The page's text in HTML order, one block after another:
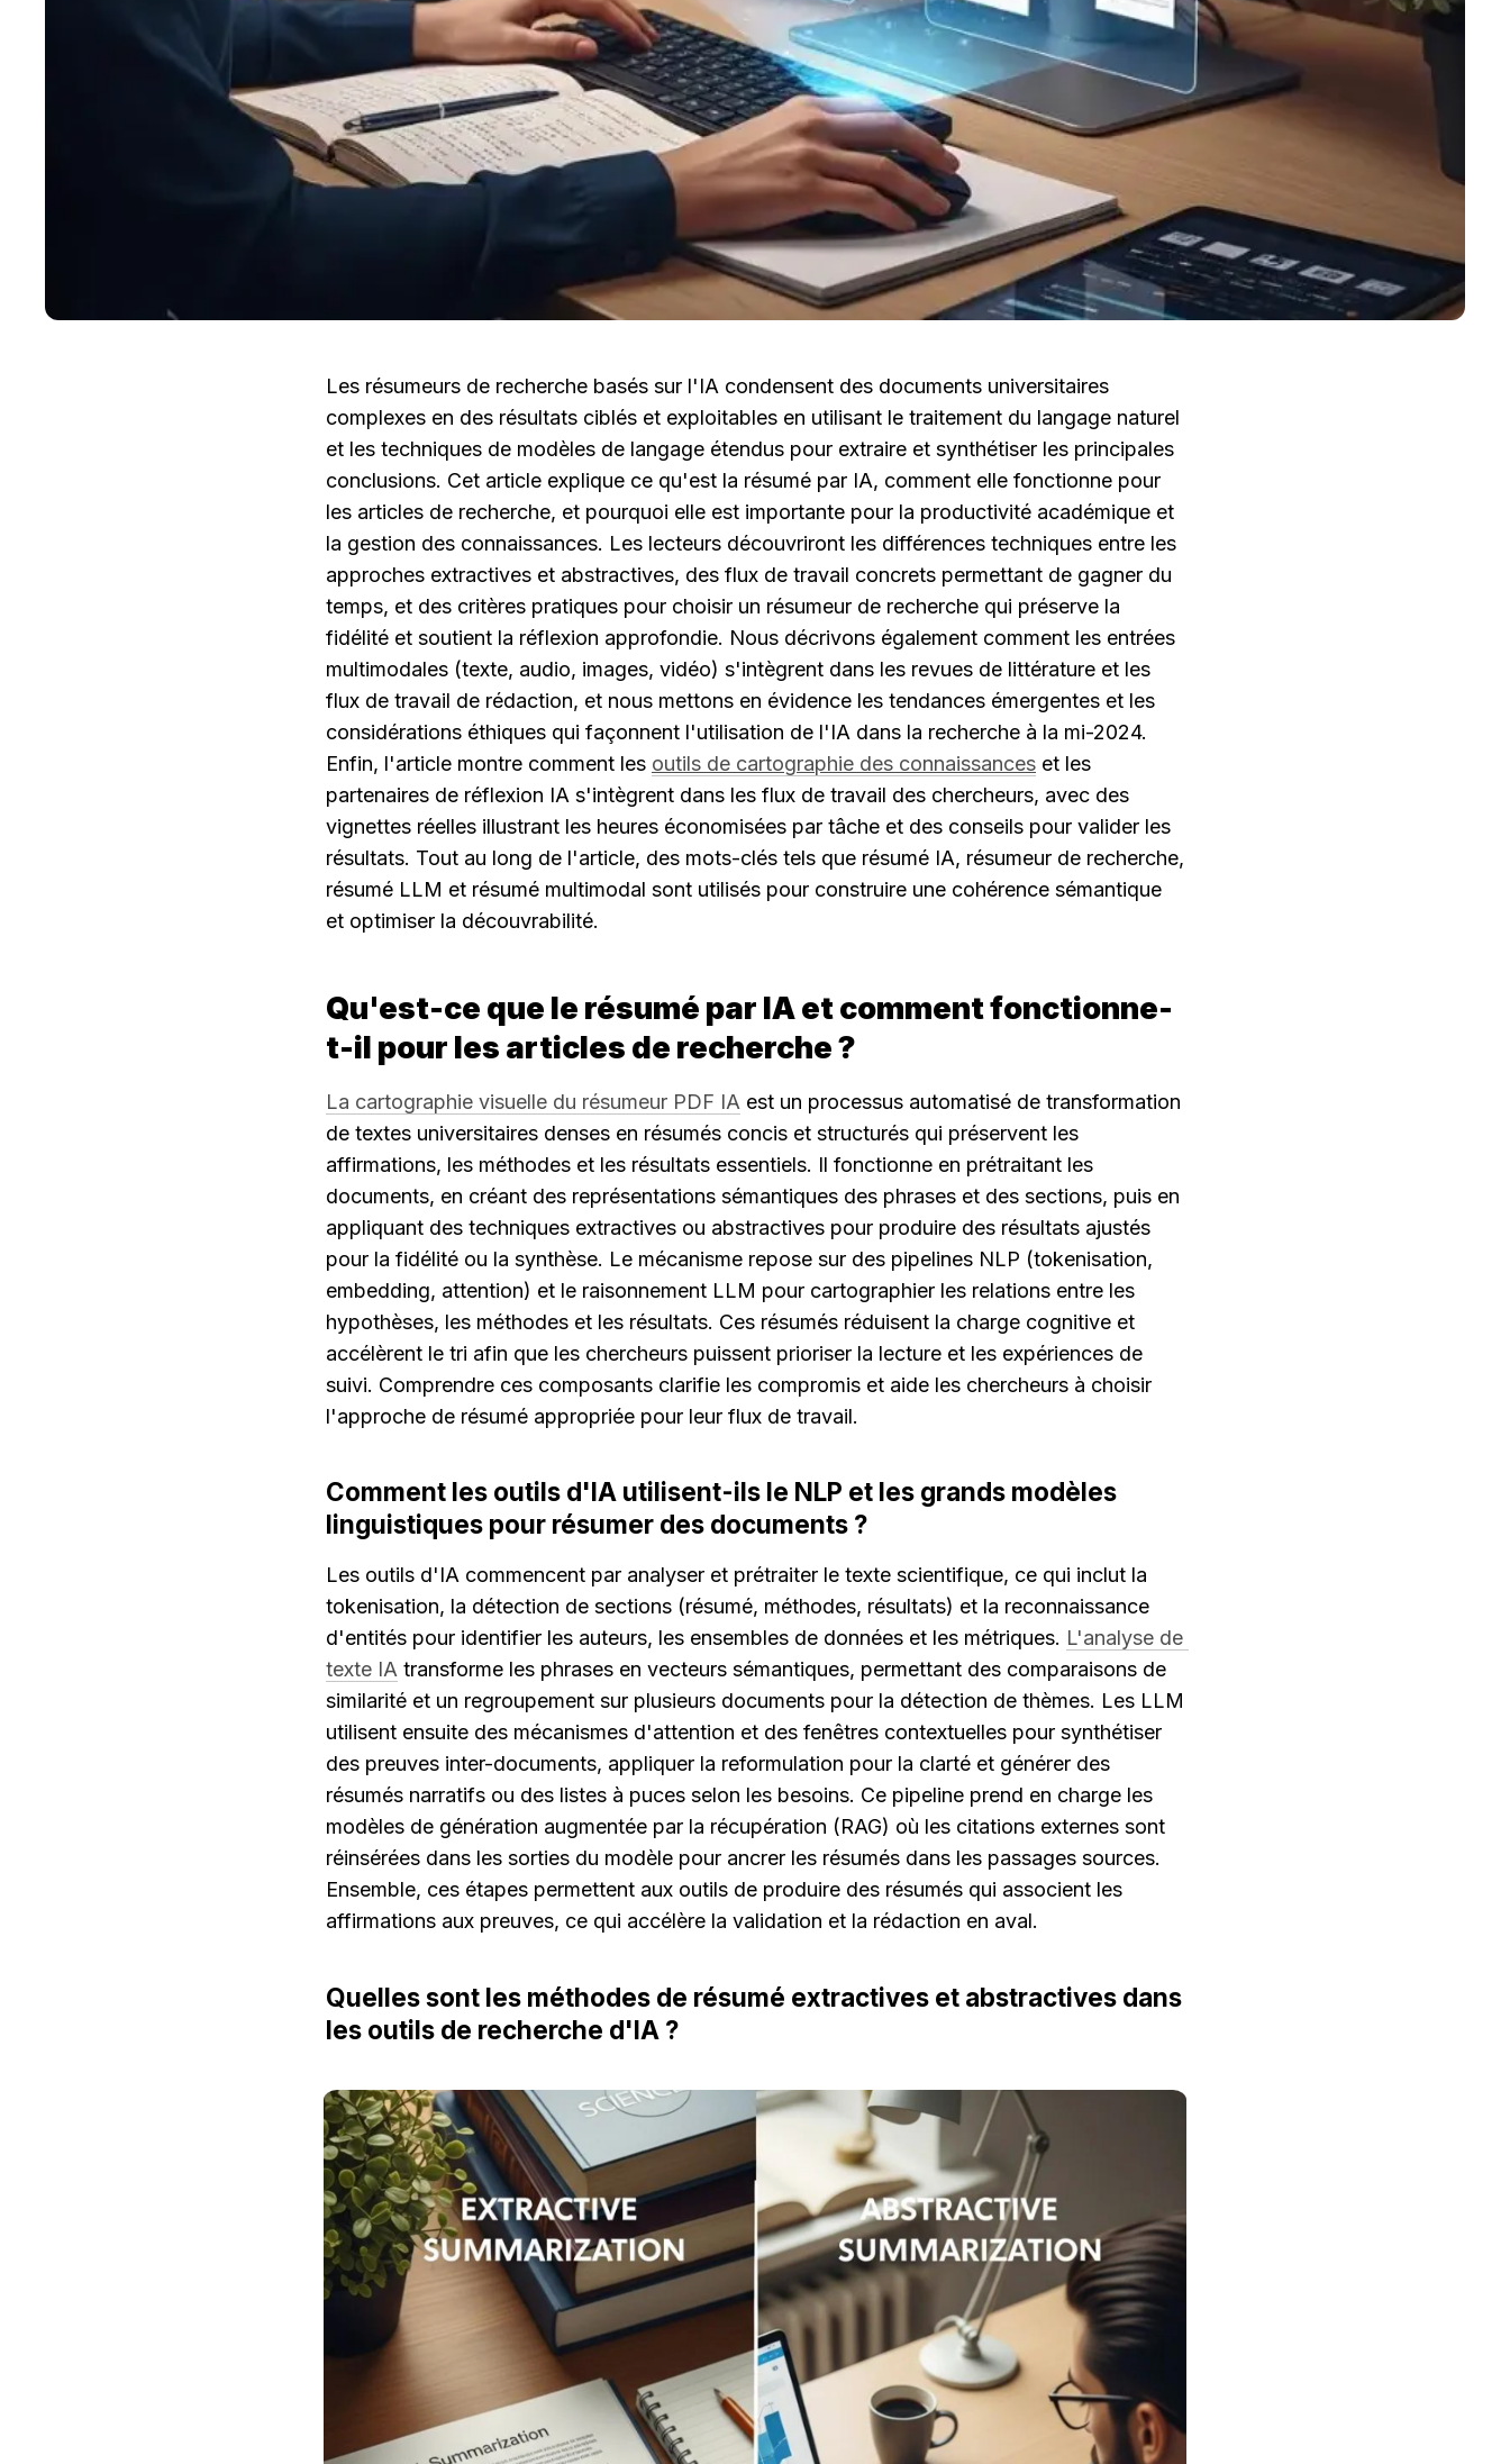
Les résumeurs de recherche basés sur l'IA condensent des documents universitaires
complexes en des résultats ciblés et exploitables en utilisant le traitement du langage naturel
et les techniques de modèles de langage étendus pour extraire et synthétiser les principales
conclusions. Cet article explique ce qu'est la résumé par IA, comment elle fonctionne pour
les articles de recherche, et pourquoi elle est importante pour la productivité académique et
la gestion des connaissances. Les lecteurs découvriront les différences techniques entre les
approches extractives et abstractives, des flux de travail concrets permettant de gagner du
temps, et des critères pratiques pour choisir un résumeur de recherche qui préserve la
fidélité et soutient la réflexion approfondie. Nous décrivons également comment les entrées
multimodales (texte, audio, images, vidéo) s'intègrent dans les revues de littérature et les
flux de travail de rédaction, et nous mettons en évidence les tendances émergentes et les
considérations éthiques qui façonnent l'utilisation de l'IA dans la recherche à la mi-2024.
Enfin, l'article montre comment les outils de cartographie des connaissances et les
partenaires de réflexion IA s'intègrent dans les flux de travail des chercheurs, avec des
vignettes réelles illustrant les heures économisées par tâche et des conseils pour valider les
résultats. Tout au long de l'article, des mots-clés tels que résumé IA, résumeur de recherche,
résumé LLM et résumé multimodal sont utilisés pour construire une cohérence sémantique
et optimiser la découvrabilité.
Qu'est-ce que le résumé par IA et comment fonctionne-
t-il pour les articles de recherche ?
La cartographie visuelle du résumeur PDF IA est un processus automatisé de transformation
de textes universitaires denses en résumés concis et structurés qui préservent les
affirmations, les méthodes et les résultats essentiels. Il fonctionne en prétraitant les
documents, en créant des représentations sémantiques des phrases et des sections, puis en
appliquant des techniques extractives ou abstractives pour produire des résultats ajustés
pour la fidélité ou la synthèse. Le mécanisme repose sur des pipelines NLP (tokenisation,
embedding, attention) et le raisonnement LLM pour cartographier les relations entre les
hypothèses, les méthodes et les résultats. Ces résumés réduisent la charge cognitive et
accélèrent le tri afin que les chercheurs puissent prioriser la lecture et les expériences de
suivi. Comprendre ces composants clarifie les compromis et aide les chercheurs à choisir
l'approche de résumé appropriée pour leur flux de travail.
Comment les outils d'IA utilisent-ils le NLP et les grands modèles
linguistiques pour résumer des documents ?
Les outils d'IA commencent par analyser et prétraiter le texte scientifique, ce qui inclut la
tokenisation, la détection de sections (résumé, méthodes, résultats) et la reconnaissance
d'entités pour identifier les auteurs, les ensembles de données et les métriques. L'analyse de
texte IA transforme les phrases en vecteurs sémantiques, permettant des comparaisons de
similarité et un regroupement sur plusieurs documents pour la détection de thèmes. Les LLM
utilisent ensuite des mécanismes d'attention et des fenêtres contextuelles pour synthétiser
des preuves inter-documents, appliquer la reformulation pour la clarté et générer des
résumés narratifs ou des listes à puces selon les besoins. Ce pipeline prend en charge les
modèles de génération augmentée par la récupération (RAG) où les citations externes sont
réinsérées dans les sorties du modèle pour ancrer les résumés dans les passages sources.
Ensemble, ces étapes permettent aux outils de produire des résumés qui associent les
affirmations aux preuves, ce qui accélère la validation et la rédaction en aval.
Quelles sont les méthodes de résumé extractives et abstractives dans
les outils de recherche d'IA ?